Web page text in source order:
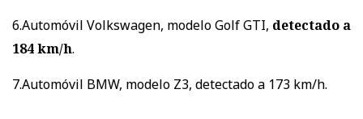
6.Automóvil Volkswagen, modelo Golf GTI, detectado a
184 km/h.
7.Automóvil BMW, modelo Z3, detectado a 173 km/h.